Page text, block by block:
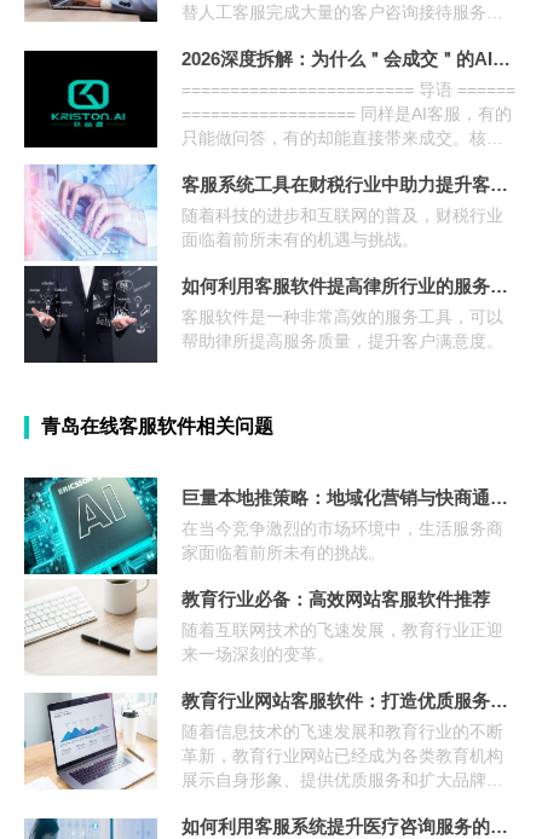
替人工客服完成大量的客户咨询接待服务工
以提升的问题。
2026深度拆解：为什么＂会成交＂的AI比＂会聊天＂的AI贵10倍
======================== 导语 ======
================== 同样是AI客服，有的
只能做问答，有的却能直接带来成交。核心
么。本文从技术角度拆解营销专用大模型和
通用大模型的本质差异。 ===============
========= 正文
客服系统工具在财税行业中助力提升客户留存率
随着科技的进步和互联网的普及，财税行业
面临着前所未有的机遇与挑战。
如何利用客服软件提高律所行业的服务质量？
客服软件是一种非常高效的服务工具，可以
帮助律所提高服务质量，提升客户满意度。
青岛在线客服软件相关问题
巨量本地推策略：地域化营销与快商通客服系统联动，点燃本地
在当今竞争激烈的市场环境中，生活服务商
家面临着前所未有的挑战。
教育行业必备：高效网站客服软件推荐
随着互联网技术的飞速发展，教育行业正迎
来一场深刻的变革。
教育行业网站客服软件：打造优质服务新体验
随着信息技术的飞速发展和教育行业的不断
革新，教育行业网站已经成为各类教育机构
展示自身形象、提供优质服务和扩大品牌影
如何利用客服系统提升医疗咨询服务的效率？